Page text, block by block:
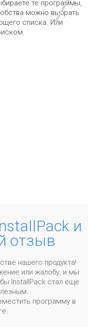
те программы,
можно выбрать
списка. Или
и
отзыв
нашего продукта!
или жалобу, и мы
InstallPack стал еще
программу в